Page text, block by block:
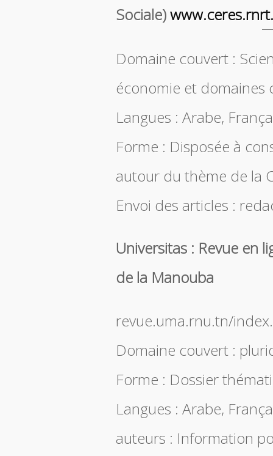
Sociale)
Domaine couvert :
économie et domaines
Langues : Arabe,
Forme : Disposée à
autour du thème de la
Envoi des articles :
Universitas : Revue en
de la Manouba
revue.uma.rnu.tn/
Domaine couvert :
Forme : Dossier
Langues : Arabe,
auteurs : Information